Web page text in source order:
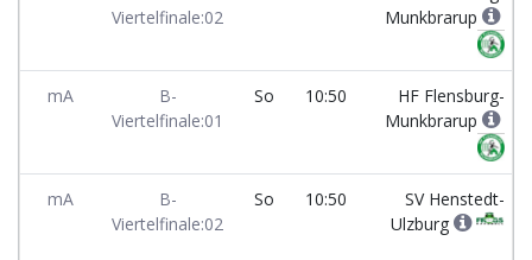
Viertelfinale:02
Munkbrarup
mA
B-
Viertelfinale:01
So 10:50
HF Flensburg-
Munkbrarup
mA
B-
Viertelfinale:02
So 10:50
SV Henstedt-
Ulzburg